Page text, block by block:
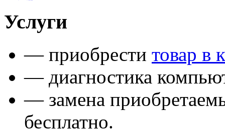
Услуги
— приобрести товар в
— диагностика
— замена
бесплатно.